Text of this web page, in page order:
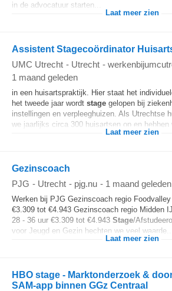
in de advocatuur starten...
Laat meer zien
Assistent Stagecoördinator
UMC Utrecht - Utrecht -
1 maand geleden
in een huisartspraktijk. Hier staat het
het tweede jaar wordt stage gelopen bij
instellingen en verpleeghuizen. Als Utrechtse
we jaarlijks circa 300 huisartsen op en hebben
Laat meer zien
Gezinscoach
PJG - Utrecht - pjg.nu - 1 maand geleden
Werken bij PJG Gezinscoach regio
€3.309 tot €4.943 Gezinscoach regio Midden
28 - 36 uur €3.309 tot €4.943 Stage/
voor Jeugd en Gezin hechten we veel waarde...
Laat meer zien
HBO stage - Marktonderzoek &
SAM-app binnen GGz Centraal